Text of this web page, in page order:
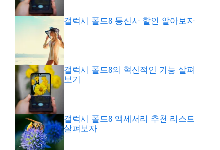
갤럭시 폴드8 통신사 할인 알아보자
갤럭시 폴드8의 혁신적인 기능 살펴
보기
갤럭시 폴드8 액세서리 추천 리스트
살펴보자